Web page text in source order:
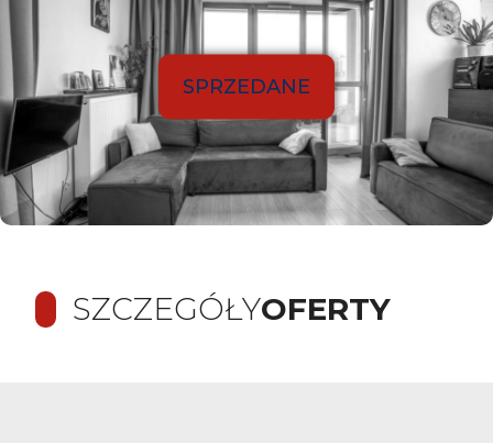
SPRZEDANE
SZCZEGÓŁYOFERTY